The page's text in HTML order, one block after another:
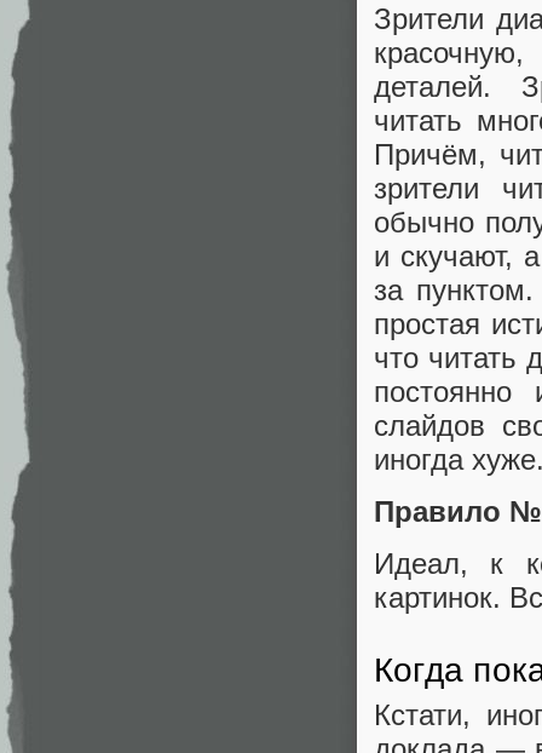
Зрители
деталей.
читать
Причём,
зрители
обычно
и скучают,
за
простая
что читать
постоянно
слайдов
иногда
Правило
Идеал, к
картинок.
Когда
Кстати,